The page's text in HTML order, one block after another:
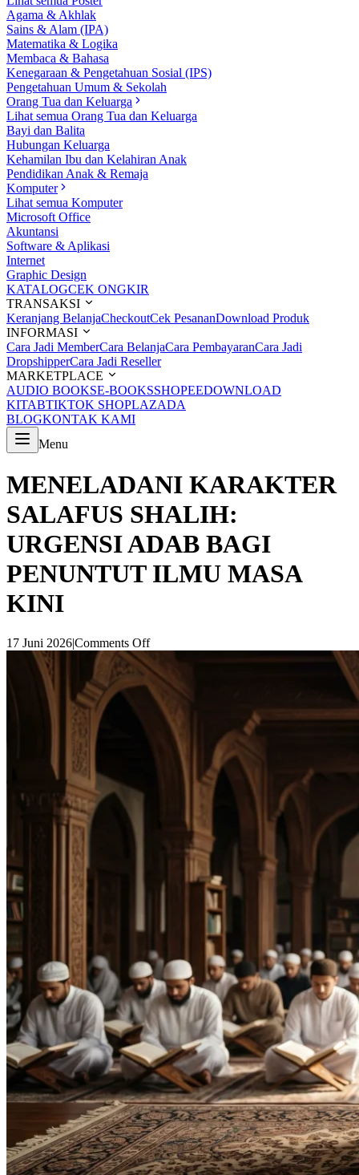
Agama & Akhlak
Sains & Alam (IPA)
Matematika & Logika
Membaca & Bahasa
Kenegaraan & Pengetahuan Sosial (IPS)
Pengetahuan Umum & Sekolah
Orang Tua dan Keluarga
Lihat semua Orang Tua dan Keluarga
Bayi dan Balita
Hubungan Keluarga
Kehamilan Ibu dan Kelahiran Anak
Pendidikan Anak & Remaja
Komputer
Lihat semua Komputer
Microsoft Office
Akuntansi
Software & Aplikasi
Internet
Graphic Design
KATALOGCEK ONGKIR
TRANSAKSI
Keranjang BelanjaCheckoutCek PesananDownload Produk
INFORMASI
Cara Jadi MemberCara BelanjaCara PembayaranCara Jadi
DropshipperCara Jadi Reseller
MARKETPLACE
AUDIO BOOKSE-BOOKSSHOPEEDOWNLOAD
KITABTIKTOK SHOPLAZADA
BLOGKONTAK KAMI
Menu
MENELADANI KARAKTER
SALAFUS SHALIH:
URGENSI ADAB BAGI
PENUNTUT ILMU MASA
KINI
17 Juni 2026|Comments Off